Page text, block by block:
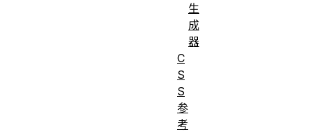
生
成
器
C
S
S
参
考